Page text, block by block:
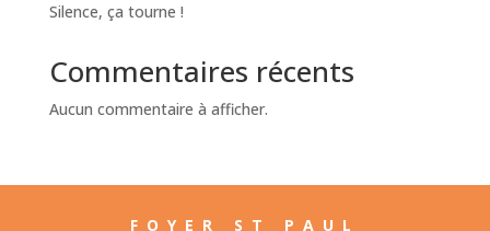
Silence, ça tourne !
Commentaires récents
Aucun commentaire à afficher.
FOYER ST PAUL